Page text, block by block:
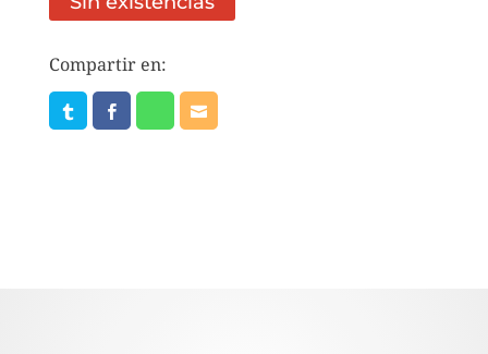
Compartir en: